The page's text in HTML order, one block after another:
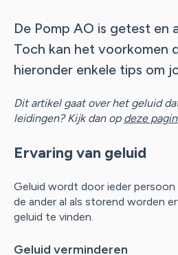
De Pomp AO is getest en
Toch kan het voorkomen
hieronder enkele tips om
Dit artikel gaat over het geluid
leidingen? Kijk dan op deze
Ervaring van geluid
Geluid wordt door ieder persoon
de ander al als storend worden
geluid te vinden.
Geluid verminderen